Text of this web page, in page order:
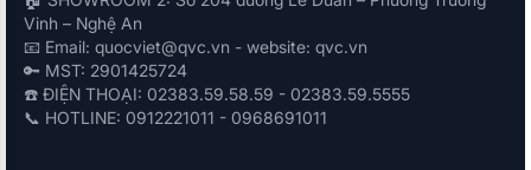
Vinh – Nghệ An
📧 Email: quocviet@qvc.vn - website: qvc.vn
🔑 MST: 2901425724
☎️ ĐIỆN THOẠI: 02383.59.58.59 - 02383.59.5555
📞 HOTLINE: 0912221011 - 0968691011